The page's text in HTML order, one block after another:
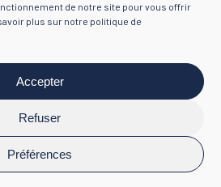
de notre site pour vous offrir
plus sur notre politique de
Accepter
Refuser
Préférences
-Politique de confidentialité-
Crédits